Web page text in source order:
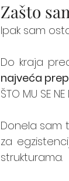
Zašto
Ipak sam
Do kraja
najveća
ŠTO MU SE
Donela sam
za
strukturama.